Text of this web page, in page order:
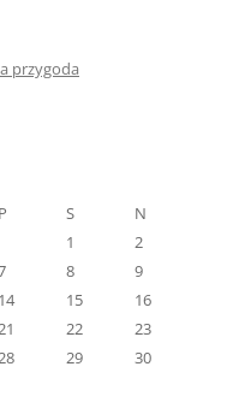
przygoda
P S
N
1
2
8
9
14 15
16
22
23
29
30